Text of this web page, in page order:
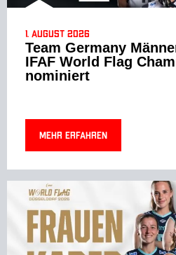
1. August 2026
Team Germany
IFAF World Flag
nominiert
Mehr erfahren